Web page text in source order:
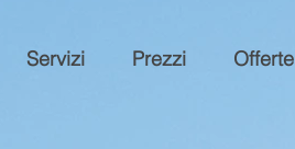
Servizi Prezzi Offerte